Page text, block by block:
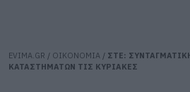
EVIMA.GR / ΟΙΚΟΝΟΜΙΑ / ΣΤΕ:
ΚΑΤΑΣΤΗΜΑΤΩΝ ΤΙΣ ΚΥΡΙΑΚΕΣ